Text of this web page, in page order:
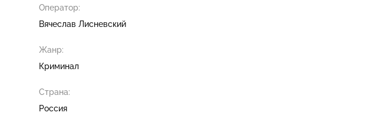
Оператор:
Вячеслав Лисневский
Жанр:
Криминал
Страна:
Россия